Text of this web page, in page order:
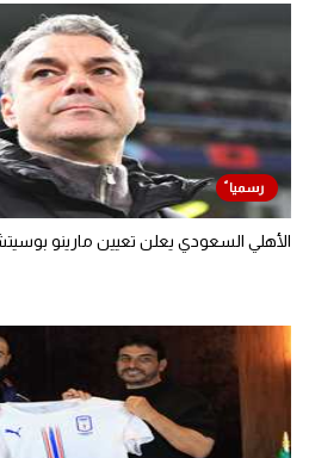
الأهلي السعودي يعلن تعيين مارينو